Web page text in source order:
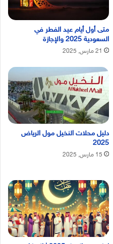
متى أول أيام عيد الفطر في
السعودية 2025 والإجازة
21 مارس, 2025
دليل محلات النخيل مول الرياض
2025
15 مارس, 2025